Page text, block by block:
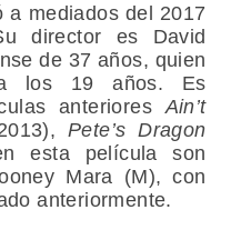
a mediados del 2017
director es David
de 37 años, quien
los 19 años. Es
anteriores Ain’t
Pete’s Dragon
esta película son
Mara (M), con
anteriormente.